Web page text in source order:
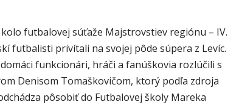
kolo futbalovej súťaže Majstrovstiev regiónu – IV.
futbalisti privítali na svojej pôde súpera z Levíc.
funkcionári, hráči a fanúškovia rozlúčili s
Denisom Tomaškovičom, ktorý podľa zdroja
pôsobiť do Futbalovej školy Mareka